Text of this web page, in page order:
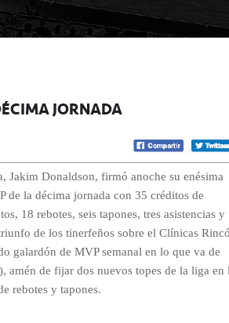
JORNADA
Jakim Donaldson, firmó anoche su enésima
de la décima jornada con 35 créditos de
18 rebotes, seis tapones, tres asistencias y
de los tinerfeños sobre el Clínicas
galardón de MVP semanal en lo que va de
amén de fijar dos nuevos topes de la liga en
rebotes y tapones.